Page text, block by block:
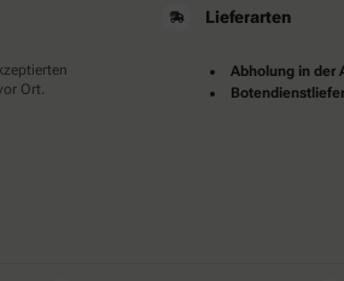
Ort.
Lieferarten
Abholung in der